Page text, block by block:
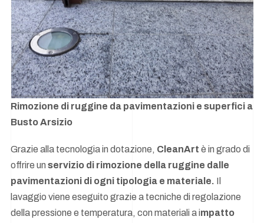
Rimozione di ruggine da pavimentazioni e superfici a
Busto Arsizio
Grazie alla tecnologia in dotazione, CleanArt è in grado di
offrire un servizio di rimozione della ruggine dalle
pavimentazioni di ogni tipologia e materiale. Il
lavaggio viene eseguito grazie a tecniche di regolazione
della pressione e temperatura, con materiali a impatto